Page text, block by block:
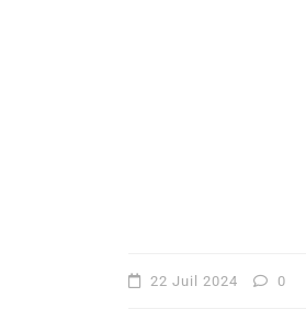
22 Juil 2024 0
Dans